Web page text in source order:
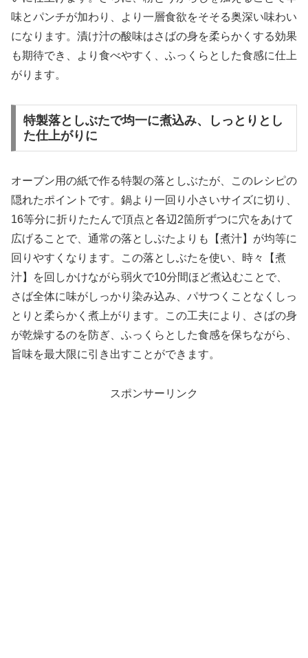
味とパンチが加わり、より一層食欲をそそる奥深い味わい
になります。漬け汁の酸味はさばの身を柔らかくする効果
も期待でき、より食べやすく、ふっくらとした食感に仕上
がります。
特製落としぶたで均一に煮込み、しっとりとし
た仕上がりに
オーブン用の紙で作る特製の落としぶたが、このレシピの
隠れたポイントです。鍋より一回り小さいサイズに切り、
16等分に折りたたんで頂点と各辺2箇所ずつに穴をあけて
広げることで、通常の落としぶたよりも【煮汁】が均等に
回りやすくなります。この落としぶたを使い、時々【煮
汁】を回しかけながら弱火で10分間ほど煮込むことで、
さば全体に味がしっかり染み込み、パサつくことなくしっ
とりと柔らかく煮上がります。この工夫により、さばの身
が乾燥するのを防ぎ、ふっくらとした食感を保ちながら、
旨味を最大限に引き出すことができます。
スポンサーリンク